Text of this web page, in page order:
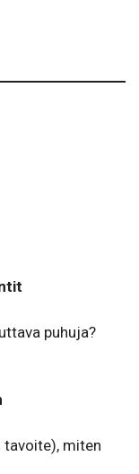
puhuja?
tavoite), miten